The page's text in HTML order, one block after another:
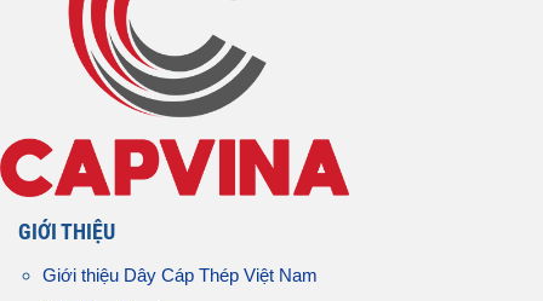
GIỚI THIỆU
Giới thiệu Dây Cáp Thép Việt Nam